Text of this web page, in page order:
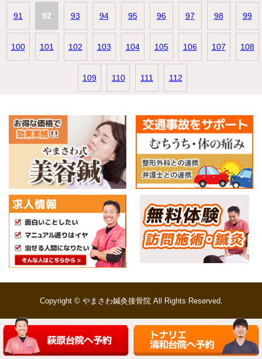
91 92 93 94 95 96 97 98 99
100 101 102 103 104 105 106 107 108
109 110 111 112
Copyright © やまさわ鍼灸接骨院 All Rights Reserved.